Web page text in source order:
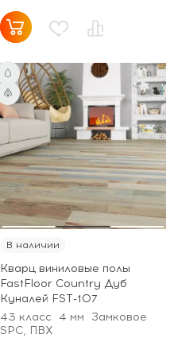
В наличии
Кварц виниловые полы
FastFloor Country Дуб
Куналей FST-107
43 класс
4 мм
Замковое
SPC, ПВХ